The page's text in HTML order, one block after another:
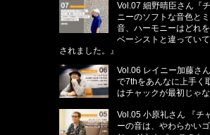
Vol.07 細野晴臣さん『
ニーのソフトな音色と
音、ハーモニーはどれ
ベーシストと違ってい
されました。』
Vol.06 レイニー加藤さ
で7thをあんなに上手く
はチャックが最初じゃな
Vol.05 小原礼さん 『チ
ーの音は、やわらかい